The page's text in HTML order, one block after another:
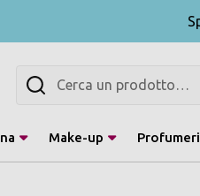
Cerca
Make-up